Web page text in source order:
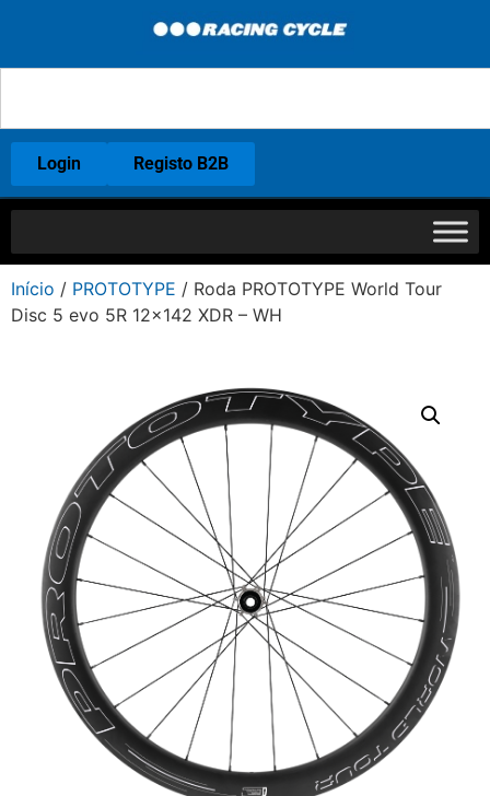
Login Registo B2B
Início / PROTOTYPE / Roda PROTOTYPE World Tour
Disc 5 evo 5R 12×142 XDR – WH